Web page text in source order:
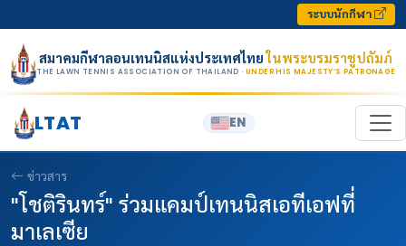
ระบบนักกีฬา
สมาคมกีฬาลอนเทนนิสแห่งประเทศไทยในพระบรมราชูปถัมภ์
THE LAWN TENNIS ASSOCIATION OF THAILAND · UNDER HIS MAJESTY’S PATRONAGE
LTAT EN
ข่าวสาร
"โชติรินทร์" ร่วมแคมป์เทนนิสเอทีเอฟที่
มาเลเซีย